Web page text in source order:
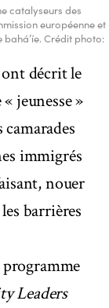
catalyseurs des
européenne et
Crédit photo:
ont décrit le
jeunesse »
immigrés
nouer
barrières
Leaders